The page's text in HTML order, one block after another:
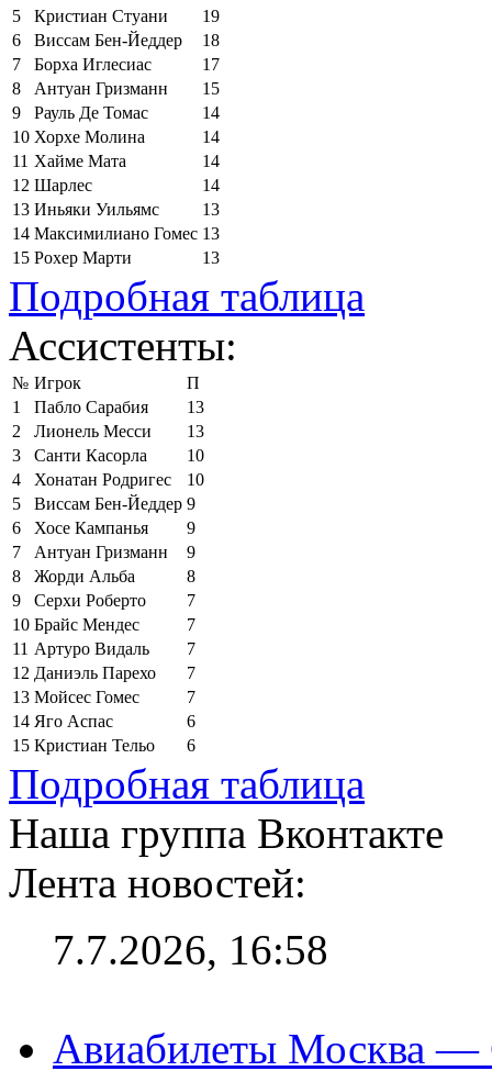
5
Кристиан Стуани
19
6
Виссам Бен-Йеддер
18
7
Борха Иглесиас
17
8
Антуан Гризманн
15
9
Рауль Де Томас
14
10 Хорхе Молина
14
11 Хайме Мата
14
12 Шарлес
14
13 Иньяки Уильямс
13
14 Максимилиано Гомес 13
15 Рохер Марти 13
Подробная таблица
Ассистенты:
№ Игрок
П
1
Пабло Сарабия
13
2
Лионель Месси
13
3
Санти Касорла
10
4
Хонатан Родригес
10
5
Виссам Бен-Йеддер 9
6
Хосе Кампанья
9
7
Антуан Гризманн
9
8
Жорди Альба
8
9
Серхи Роберто
7
10 Брайс Мендес
7
11 Артуро Видаль
7
12 Даниэль Парехо
7
13 Мойсес Гомес
7
14 Яго Аспас
6
15 Кристиан Тельо 6
Подробная таблица
Наша группа Вконтакте
Лента новостей:
7.7.2026, 16:58
Авиабилеты Москва —